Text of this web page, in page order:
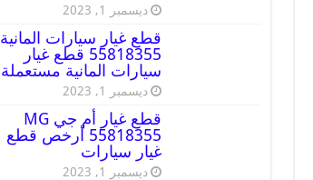
ديسمبر 1, 2023
قطع غيار سيارات المانية
55818355 قطع غيار
سيارات المانية مستعملة
ديسمبر 1, 2023
قطع غيار أم جي MG
55818355 أرخص قطع
غيار سيارات
ديسمبر 1, 2023